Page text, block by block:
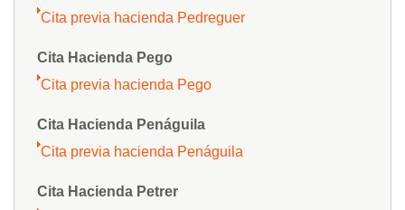
Cita previa hacienda Pedreguer
Cita Hacienda Pego
Cita previa hacienda Pego
Cita Hacienda Penáguila
Cita previa hacienda Penáguila
Cita Hacienda Petrer